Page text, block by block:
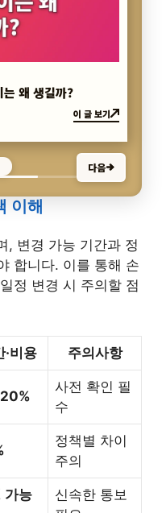
왜 생길까?
다음
이해
합니다. 이를 통해 손
정 변경 시 주의할 점
·비용 주의사항
사전 확인 필
수
정책별 차이
주의
가능
신속한 통보
필요